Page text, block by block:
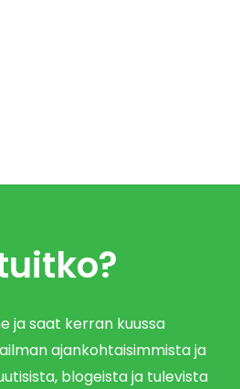
ja saat kerran kuussa
ajankohtaisimmista ja
blogeista ja tulevista